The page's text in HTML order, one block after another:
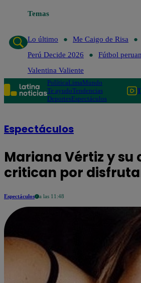
Temas
Lo último
Me Caigo de Risa
Perú Decide 2026
Fútbol
Valentina Valiente
PolíticaLimaMundo
Te ayudoTendencias
DeportesEspectáculos
Espectáculos
Mariana Vértiz y
critican por
Espectáculos a las 11:48